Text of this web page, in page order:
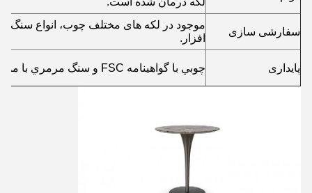
سفارشی سازی
موجود در لکه های مختلف چوب، انواع سنگ
افزار.
پایداری چوبي با گواهينامه FSC و سنگ مرمري با منابع اخلاقي